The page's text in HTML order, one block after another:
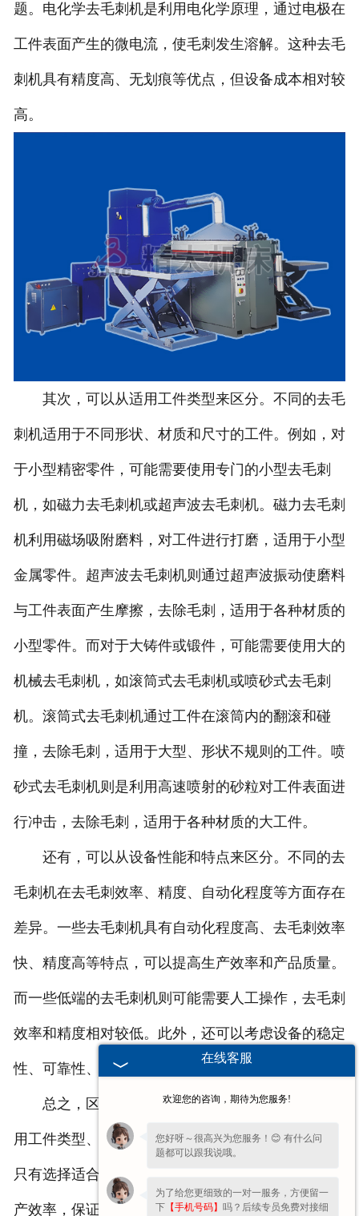
题。电化学去毛刺机是利用电化学原理，通过电极在
工件表面产生的微电流，使毛刺发生溶解。这种去毛
刺机具有精度高、无划痕等优点，但设备成本相对较
高。
其次，可以从适用工件类型来区分。不同的去毛
刺机适用于不同形状、材质和尺寸的工件。例如，对
于小型精密零件，可能需要使用专门的小型去毛刺
机，如磁力去毛刺机或超声波去毛刺机。磁力去毛刺
机利用磁场吸附磨料，对工件进行打磨，适用于小型
金属零件。超声波去毛刺机则通过超声波振动使磨料
与工件表面产生摩擦，去除毛刺，适用于各种材质的
小型零件。而对于大铸件或锻件，可能需要使用大的
机械去毛刺机，如滚筒式去毛刺机或喷砂式去毛刺
机。滚筒式去毛刺机通过工件在滚筒内的翻滚和碰
撞，去除毛刺，适用于大型、形状不规则的工件。喷
砂式去毛刺机则是利用高速喷射的砂粒对工件表面进
行冲击，去除毛刺，适用于各种材质的大工件。
还有，可以从设备性能和特点来区分。不同的去
毛刺机在去毛刺效率、精度、自动化程度等方面存在
差异。一些去毛刺机具有自动化程度高、去毛刺效率
快、精度高等特点，可以提高生产效率和产品质量。
而一些低端的去毛刺机则可能需要人工操作，去毛刺
效率和精度相对较低。此外，还可以考虑设备的稳定
性、可靠性、维护成本等因素。
总之，区分不同的去毛刺机需要从工作原理、适
用工件类型、设备性能和特点等方面进行综合考虑。
只有选择适合自己生产需求的去毛刺机，才能提高生
产效率，保证产品质量。
在线客服
欢迎您的咨询，期待为您服务!
您好呀～很高兴为您服务！😊 有什么问
题都可以跟我说哦。
为了给您更细致的一对一服务，方便留一
下 【手机号码】 吗？后续专员免费对接细